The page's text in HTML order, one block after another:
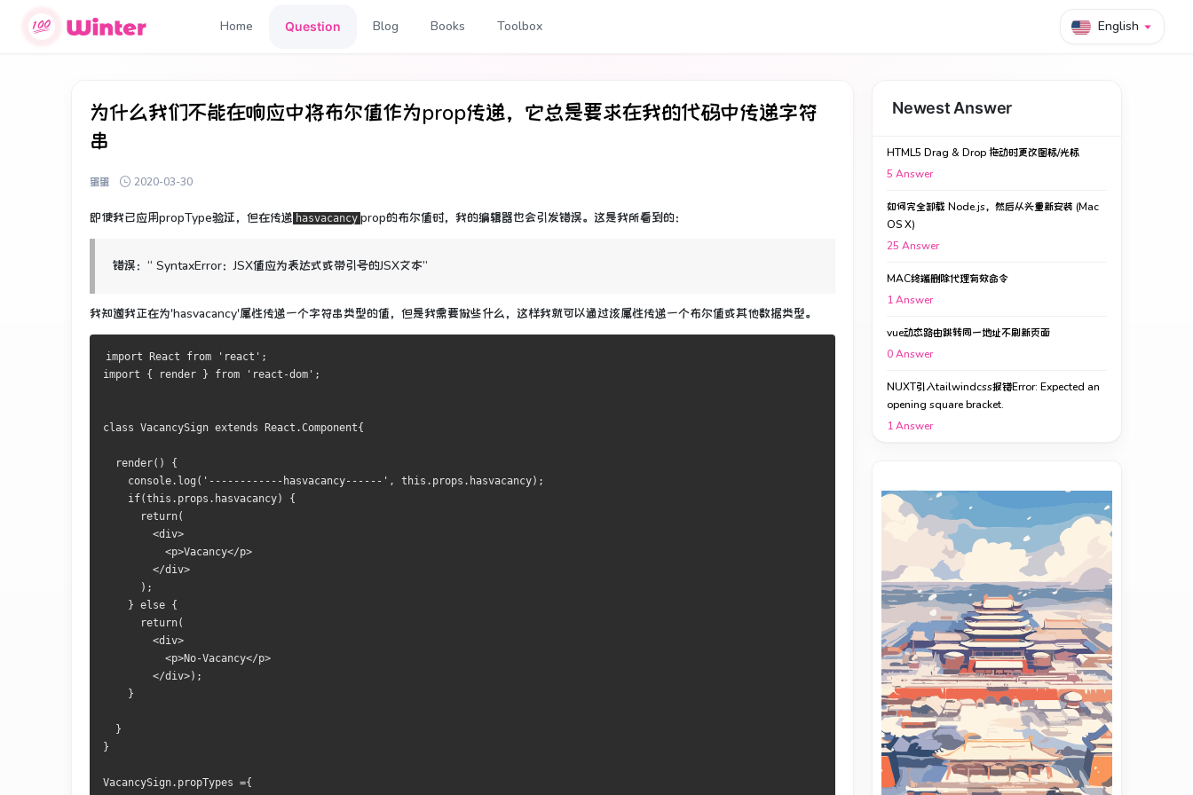
Home Question Blog Books Toolbox English
为什么我们不能在响应中将布尔值作为prop传递，它总是要求在我的代码中传递字符
串
蛋蛋 2020-03-30
即使我已应用propType验证，但在传递 hasvacancy prop的布尔值时，我的编辑器也会引发错误。 这是我所看到的：
错误：“ SyntaxError：JSX值应为表达式或带引号的JSX文本”
我知道我正在为'hasvacancy'属性传递一个字符串类型的值，但是我需要做些什么，这样我就可以通过该属性传递一个布尔值或其他数据类型。
import React from 'react';
import { render } from 'react-dom';
class VacancySign extends React.Component{
  render() {
    console.log('------------hasvacancy------', this.props.hasvacancy);
    if(this.props.hasvacancy) {
      return(
        <div>
          <p>Vacancy</p>
        </div>
      );
    } else {
      return(
        <div>
          <p>No-Vacancy</p>
        </div>);
    }
  }
}
VacancySign.propTypes ={
Newest Answer
HTML5 Drag & Drop 拖动时更改图标/光标
5 Answer
如何完全卸载 Node.js，然后从头重新安装 (Mac
OS X)
25 Answer
MAC终端删除代理有效命令
1Answer
vue动态路由跳转同一地址不刷新页面
0Answer
NUXT引入tailwindcss报错Error: Expected an
opening square bracket.
1Answer